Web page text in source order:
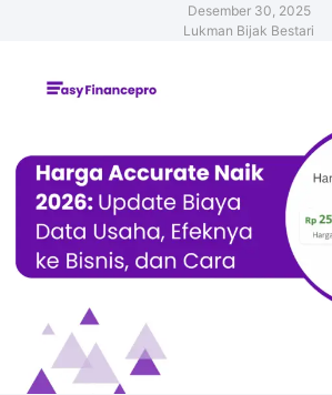
Desember 30, 2025
Lukman Bijak Bestari